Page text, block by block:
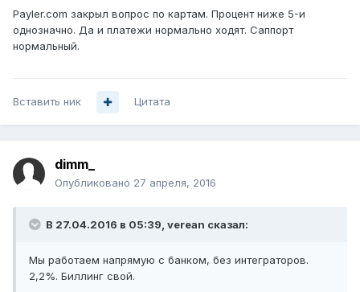
Payler.com закрыл вопрос по картам. Процент ниже 5-и
однозначно. Да и платежи нормально ходят. Саппорт
нормальный.
Вставить ник Цитата
dimm_
Опубликовано 27 апреля, 2016
В 27.04.2016 в 05:39, verean сказал:
Мы работаем напрямую с банком, без интеграторов.
2,2%. Биллинг свой.